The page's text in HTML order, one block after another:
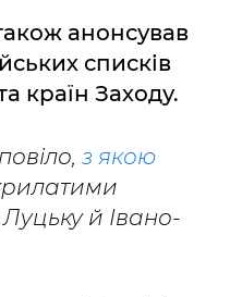
анонсував
списків
країн Заходу.
з якою
й Івано-